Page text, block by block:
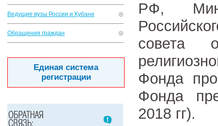
Ведущие вузы России и Кубани
Обращения граждан
Единая система
регистрации
РФ,
совета
Фонда
Фонда
2018 гг).